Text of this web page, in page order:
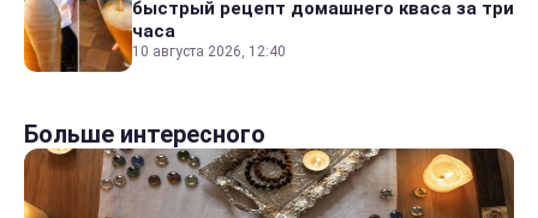
быстрый рецепт домашнего кваса за три
часа
10 августа 2026, 12:40
Больше интересного